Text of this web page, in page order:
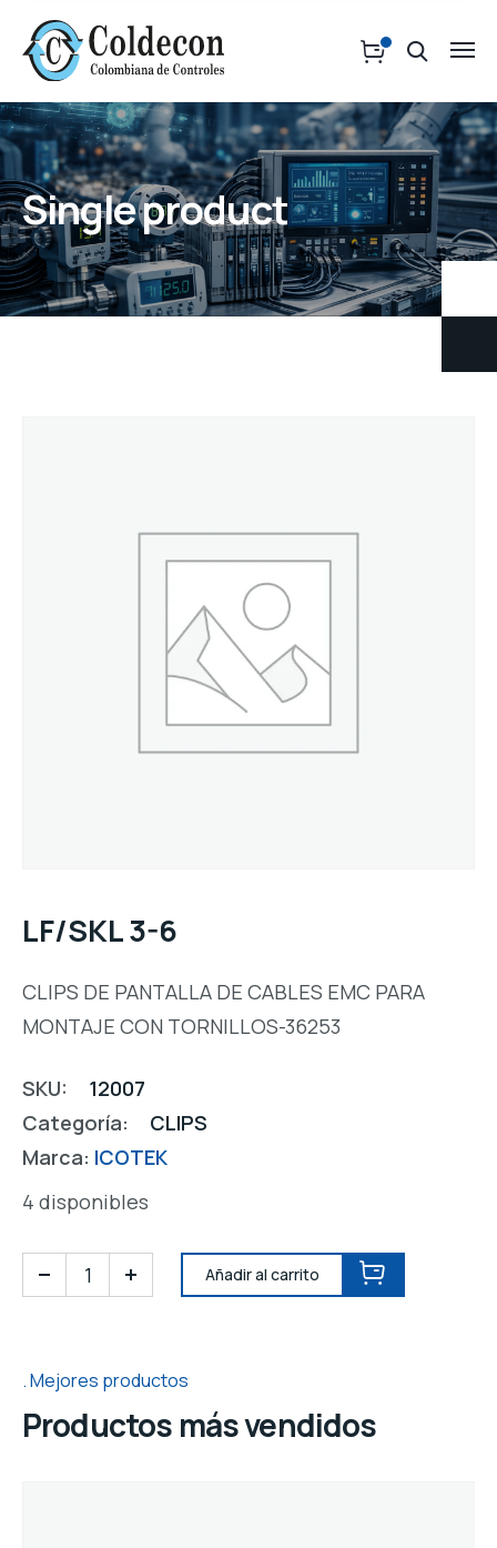
Single product
LF/SKL 3-6
CLIPS DE PANTALLA DE CABLES EMC PARA
MONTAJE CON TORNILLOS-36253
SKU:
12007
Categoría:
CLIPS
Marca: ICOTEK
4 disponibles
Añadir al carrito
Mejores productos
Productos más vendidos